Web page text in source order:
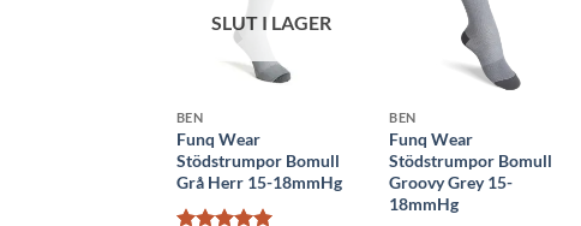
SLUT I LAGER
BEN
Funq Wear
Stödstrumpor Bomull
Grå Herr 15-18mmHg
BEN
Funq Wear
Stödstrumpor Bomull
Groovy Grey 15-
18mmHg